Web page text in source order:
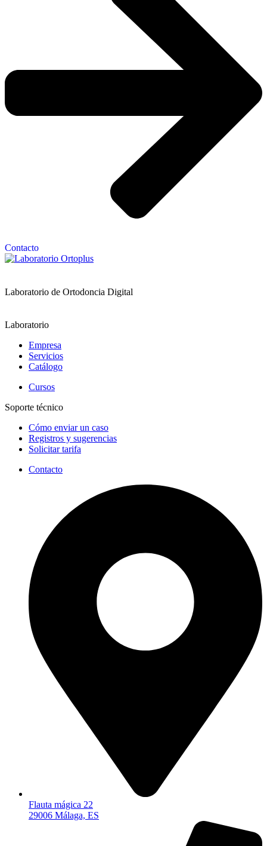
Contacto
Laboratorio de Ortodoncia Digital
Laboratorio
Empresa
Servicios
Catálogo
Cursos
Soporte técnico
Cómo enviar un caso
Registros y sugerencias
Solicitar tarifa
Contacto
Flauta mágica 22
29006 Málaga, ES